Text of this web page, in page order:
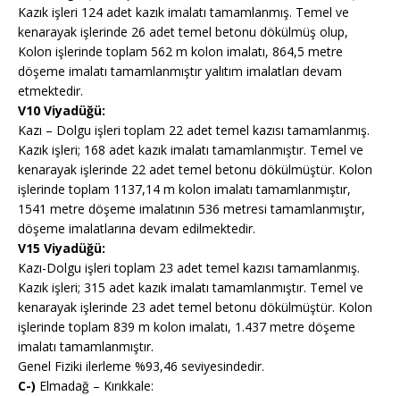
Kazık işleri 124 adet kazık imalatı tamamlanmış. Temel ve
kenarayak işlerinde 26 adet temel betonu dökülmüş olup,
Kolon işlerinde toplam 562 m kolon imalatı, 864,5 metre
döşeme imalatı tamamlanmıştır yalıtım imalatları devam
etmektedir.
V10 Viyadüğü:
Kazı – Dolgu işleri toplam 22 adet temel kazısı tamamlanmış.
Kazık işleri; 168 adet kazık imalatı tamamlanmıştır. Temel ve
kenarayak işlerinde 22 adet temel betonu dökülmüştür. Kolon
işlerinde toplam 1137,14 m kolon imalatı tamamlanmıştır,
1541 metre döşeme imalatının 536 metresi tamamlanmıştır,
döşeme imalatlarına devam edilmektedir.
V15 Viyadüğü:
Kazı-Dolgu işleri toplam 23 adet temel kazısı tamamlanmış.
Kazık işleri; 315 adet kazık imalatı tamamlanmıştır. Temel ve
kenarayak işlerinde 23 adet temel betonu dökülmüştür. Kolon
işlerinde toplam 839 m kolon imalatı, 1.437 metre döşeme
imalatı tamamlanmıştır.
Genel Fiziki ilerleme %93,46 seviyesindedir.
C-) Elmadağ – Kırıkkale: